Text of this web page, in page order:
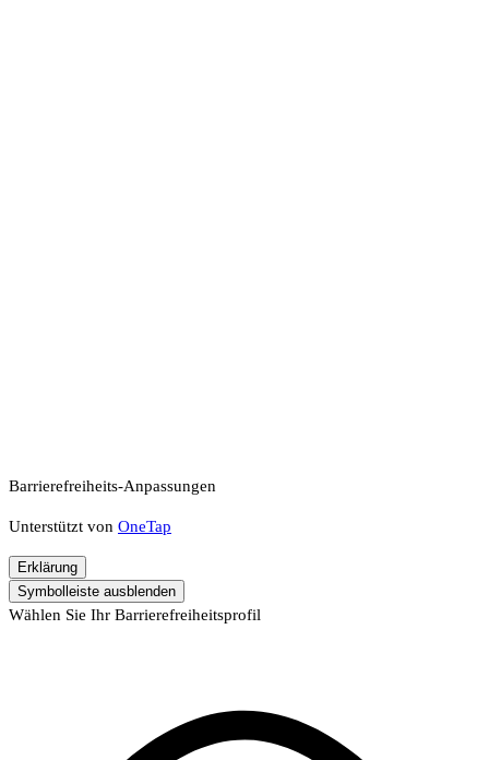
Barrierefreiheits-Anpassungen
Unterstützt von OneTap
Erklärung
Symbolleiste ausblenden
Wählen Sie Ihr Barrierefreiheitsprofil